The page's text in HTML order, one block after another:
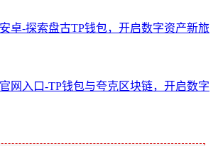
卓-探索盘古TP钱包，开启数字资产新旅
网入口-TP钱包与夸克区块链，开启数字